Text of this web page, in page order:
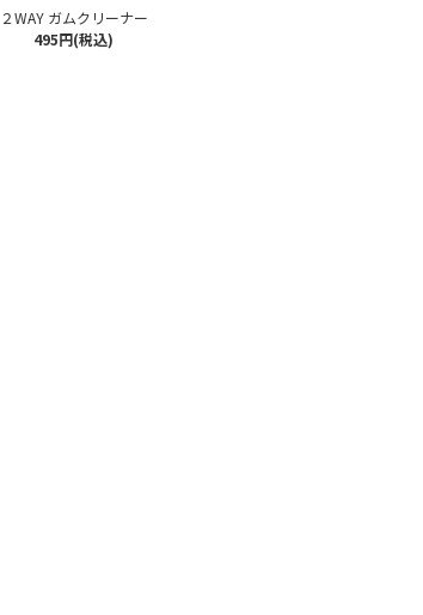
２WAY ガムクリーナー
495円(税込)